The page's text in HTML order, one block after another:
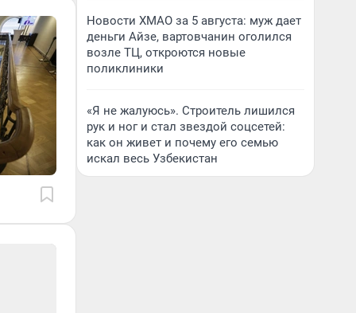
Новости ХМАО за 5 августа: муж дает
деньги Айзе, вартовчанин оголился
возле ТЦ, откроются новые
поликлиники
«Я не жалуюсь». Строитель лишился
рук и ног и стал звездой соцсетей:
как он живет и почему его семью
искал весь Узбекистан